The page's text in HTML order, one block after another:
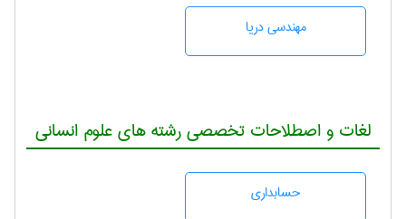
مهندسی دریا
لغات و اصطلاحات تخصصی رشته های علوم انسانی
حسابداری